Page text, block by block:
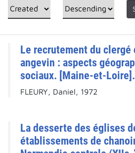
Le recrutement du clergé
angevin : aspects
sociaux. [Maine-et-Loire].
FLEURY, Daniel, 1972
La desserte des églises
établissements de